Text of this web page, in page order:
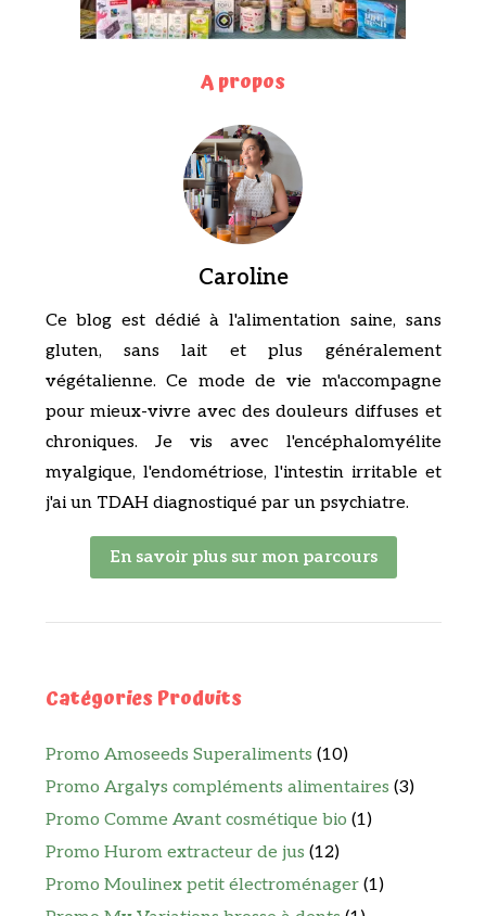
A propos
Caroline
Ce blog est dédié à l'alimentation saine, sans
gluten, sans lait et plus généralement
végétalienne. Ce mode de vie m'accompagne
pour mieux-vivre avec des douleurs diffuses et
chroniques. Je vis avec l'encéphalomyélite
myalgique, l'endométriose, l'intestin irritable et
j'ai un TDAH diagnostiqué par un psychiatre.
En savoir plus sur mon parcours
Catégories Produits
Promo Amoseeds Superaliments (10)
Promo Argalys compléments alimentaires (3)
Promo Comme Avant cosmétique bio (1)
Promo Hurom extracteur de jus (12)
Promo Moulinex petit électroménager (1)